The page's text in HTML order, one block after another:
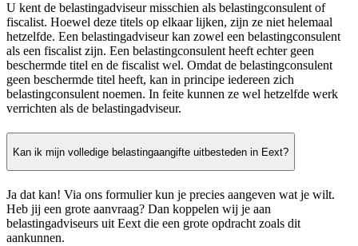
U kent de belastingadviseur misschien als belastingconsulent of
fiscalist. Hoewel deze titels op elkaar lijken, zijn ze niet helemaal
hetzelfde. Een belastingadviseur kan zowel een belastingconsulent
als een fiscalist zijn. Een belastingconsulent heeft echter geen
beschermde titel en de fiscalist wel. Omdat de belastingconsulent
geen beschermde titel heeft, kan in principe iedereen zich
belastingconsulent noemen. In feite kunnen ze wel hetzelfde werk
verrichten als de belastingadviseur.
Kan ik mijn volledige belastingaangifte uitbesteden in Eext?
Ja dat kan! Via ons formulier kun je precies aangeven wat je wilt.
Heb jij een grote aanvraag? Dan koppelen wij je aan
belastingadviseurs uit Eext die een grote opdracht zoals dit
aankunnen.